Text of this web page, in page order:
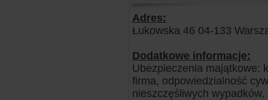
Adres:
Łukowska 46 04-133
Dodatkowe informacje:
Ubezpieczenia majątkowe:
firma, odpowiedzialność
nieszczęśliwych